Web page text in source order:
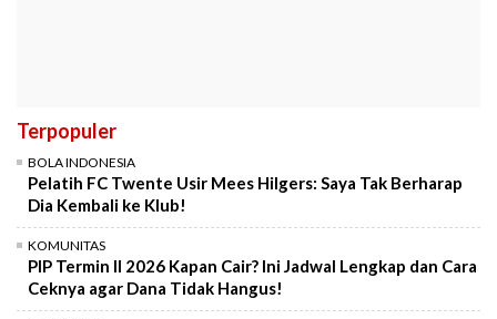
Terpopuler
BOLA INDONESIA
Pelatih FC Twente Usir Mees Hilgers: Saya Tak Berharap
Dia Kembali ke Klub!
KOMUNITAS
PIP Termin II 2026 Kapan Cair? Ini Jadwal Lengkap dan Cara
Ceknya agar Dana Tidak Hangus!